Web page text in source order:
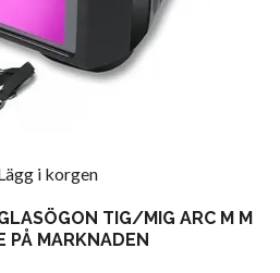
i korgen
TIG/MIG ARC M M
PÅ MARKNADEN